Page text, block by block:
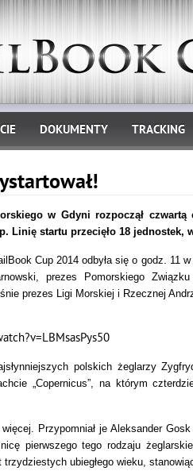
DOKUMENTY TRACKING
w Gdyni rozpoczął
Linię startu przecięło 18 jednostek,
Cup 2014 odbyła się o godz. 11
prezes Pomorskiego
prezes Ligi Morskiej i Rzecznej
polskich żeglarzy
„Copernicus”, na którym
Przypomniał je Aleksander
pierwszego tego rodzaju
ubiegłego wieku,